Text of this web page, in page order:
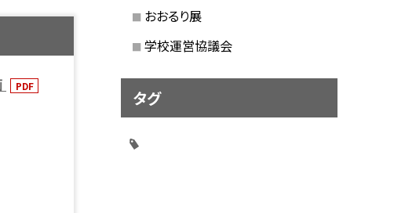
PDF
おおるり展
学校運営協議会
タグ